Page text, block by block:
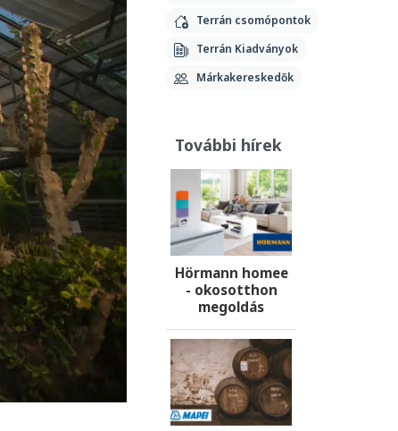
Terrán csomópontok
Terrán Kiadványok
Márkakereskedők
További hírek
Hörmann homee
- okosotthon
megoldás